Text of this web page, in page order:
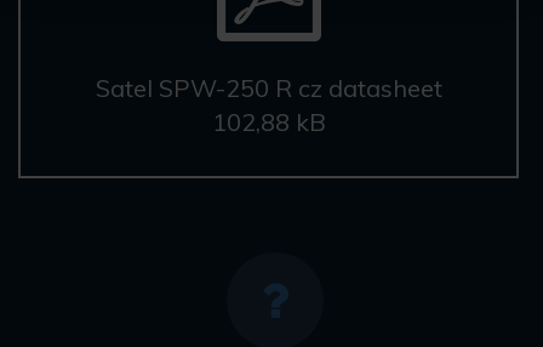
Satel SPW-250 R cz datasheet
102,88 kB